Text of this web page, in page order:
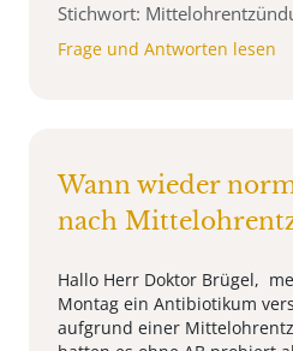
Stichwort:
Frage und Antworten lesen
Wann wieder
nach
Hallo Herr Doktor Brügel,
Montag ein Antibiotikum
aufgrund einer